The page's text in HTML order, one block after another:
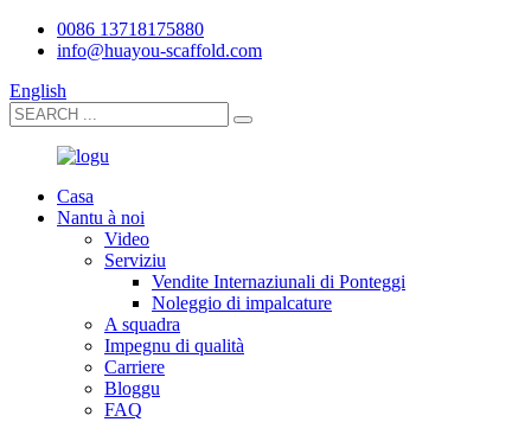
0086 13718175880
info@huayou-scaffold.com
English
Casa
Nantu à noi
Video
Serviziu
Vendite Internaziunali di Ponteggi
Noleggio di impalcature
A squadra
Impegnu di qualità
Carriere
Bloggu
FAQ